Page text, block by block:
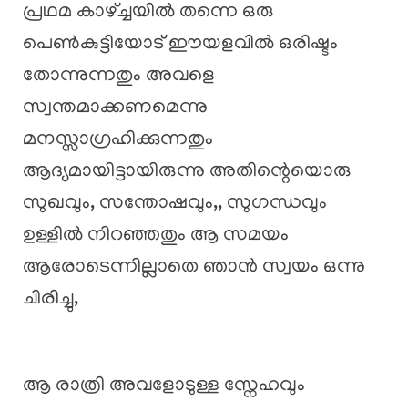
പ്രഥമ കാഴ്ച്ചയിൽ തന്നെ ഒരു
പെൺകുട്ടിയോട് ഈയളവിൽ ഒരിഷ്ടം
തോന്നുന്നതും അവളെ
സ്വന്തമാക്കണമെന്നു
മനസ്സാഗ്രഹിക്കുന്നതും
ആദ്യമായിട്ടായിരുന്നു അതിന്റെയൊരു
സുഖവും, സന്തോഷവും,, സുഗന്ധവും
ഉള്ളിൽ നിറഞ്ഞതും ആ സമയം
ആരോടെന്നില്ലാതെ ഞാൻ സ്വയം ഒന്നു
ചിരിച്ചു,
ആ രാത്രി അവളോടുള്ള സ്നേഹവും